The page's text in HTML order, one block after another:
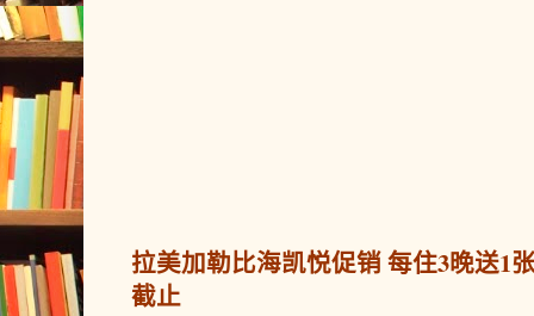
拉美加勒比海凯悦促销 每住3晚送1
截止